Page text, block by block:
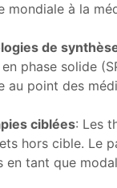
mondiale à la
de
phase solide
au point des
ciblées: Les
hors cible. Le
tant que